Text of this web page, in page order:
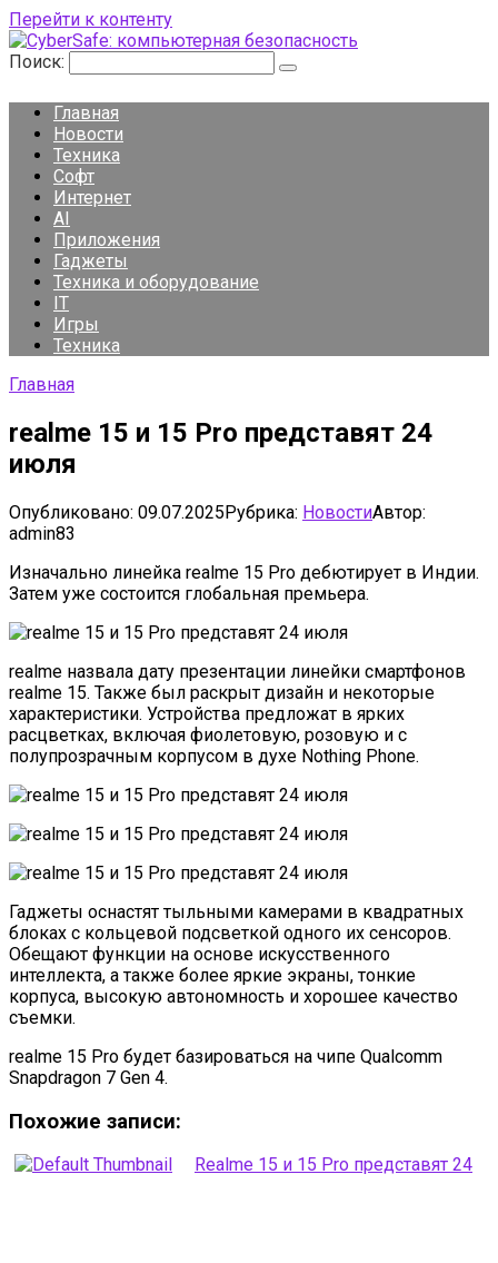
Перейти к контенту
Поиск:
Главная
Новости
Техника
Софт
Интернет
AI
Приложения
Гаджеты
Техника и оборудование
IT
Игры
Техника
Главная
realme 15 и 15 Pro представят 24
июля
Опубликовано: 09.07.2025Рубрика: НовостиАвтор:
admin83
Изначально линейка realme 15 Pro дебютирует в Индии.
Затем уже состоится глобальная премьера.
realme назвала дату презентации линейки смартфонов
realme 15. Также был раскрыт дизайн и некоторые
характеристики. Устройства предложат в ярких
расцветках, включая фиолетовую, розовую и с
полупрозрачным корпусом в духе Nothing Phone.
Гаджеты оснастят тыльными камерами в квадратных
блоках с кольцевой подсветкой одного их сенсоров.
Обещают функции на основе искусственного
интеллекта, а также более яркие экраны, тонкие
корпуса, высокую автономность и хорошее качество
съемки.
realme 15 Pro будет базироваться на чипе Qualcomm
Snapdragon 7 Gen 4.
Похожие записи:
Realme 15 и 15 Pro представят 24